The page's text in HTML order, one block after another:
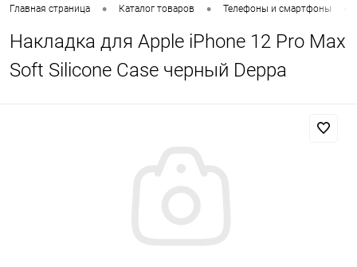
Главная страница • Каталог товаров • Телефоны и смартфоны
Накладка для Apple iPhone 12 Pro Max
Soft Silicone Case черный Deppa
Сегодня